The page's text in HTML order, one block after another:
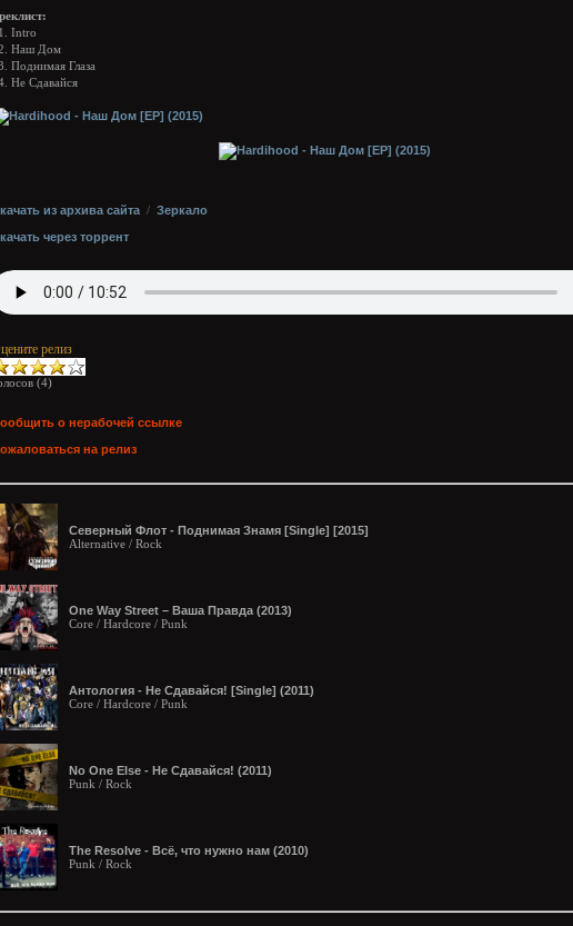
Intro
Наш Дом
Поднимая Глаза
Не Сдавайся
из архива сайта / Зеркало
через торрент
релиз
(4)
о нерабочей ссылке
на релиз
Северный Флот - Поднимая Знамя [Single] [2015]
Alternative / Rock
One Way Street – Ваша Правда (2013)
Core / Hardcore / Punk
Антология - Не Сдавайся! [Single] (2011)
Core / Hardcore / Punk
No One Else - Не Сдавайся! (2011)
Punk / Rock
The Resolve - Всё, что нужно нам (2010)
Punk / Rock